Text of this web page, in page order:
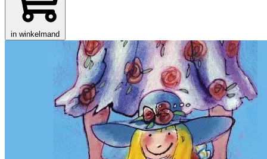
in winkelmand